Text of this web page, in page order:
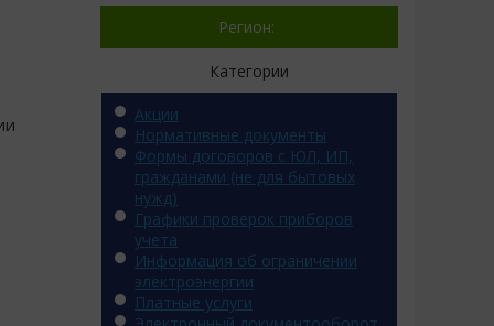
Регион:
Категории
Акции
Нормативные документы
Формы договоров с ЮЛ, ИП,
гражданами (не для бытовых
нужд)
Графики проверок приборов
учета
Информация об ограничении
электроэнергии
Платные услуги